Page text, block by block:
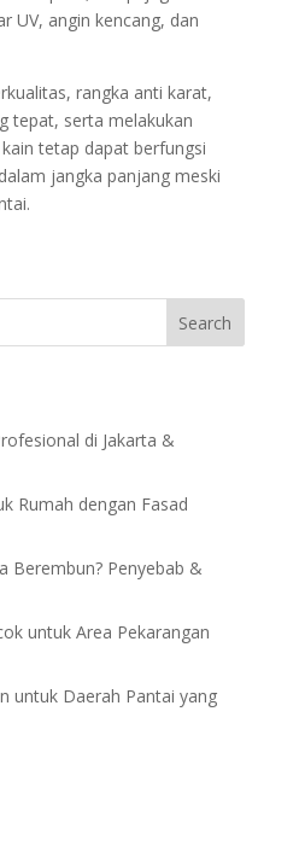
UV, angin kencang, dan
rangka anti karat,
tepat, serta melakukan
tetap dapat berfungsi
jangka panjang meski
Search
di Jakarta &
Rumah dengan Fasad
Berembun? Penyebab &
untuk Area Pekarangan
untuk Daerah Pantai yang